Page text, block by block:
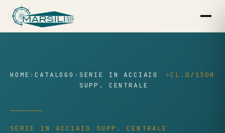
contenuto
HOME ›CATALOGO › SERIE IN ACCIAIO
SUPP. CENTRALE
›CL.0/150N
SERIE IN ACCIAIO SUPP. CENTRALE